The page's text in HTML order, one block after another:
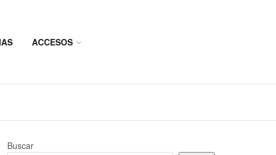
ACCESOS
Buscar